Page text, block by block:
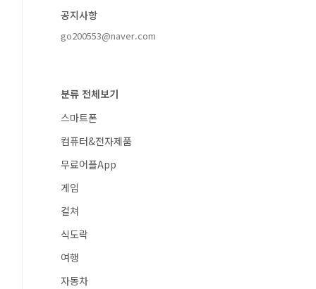
공지사항
go200553@naver.com
분류 전체보기
스마트폰
컴퓨터&전자제품
무료어플App
게임
컬쳐
식도락
여행
자동차